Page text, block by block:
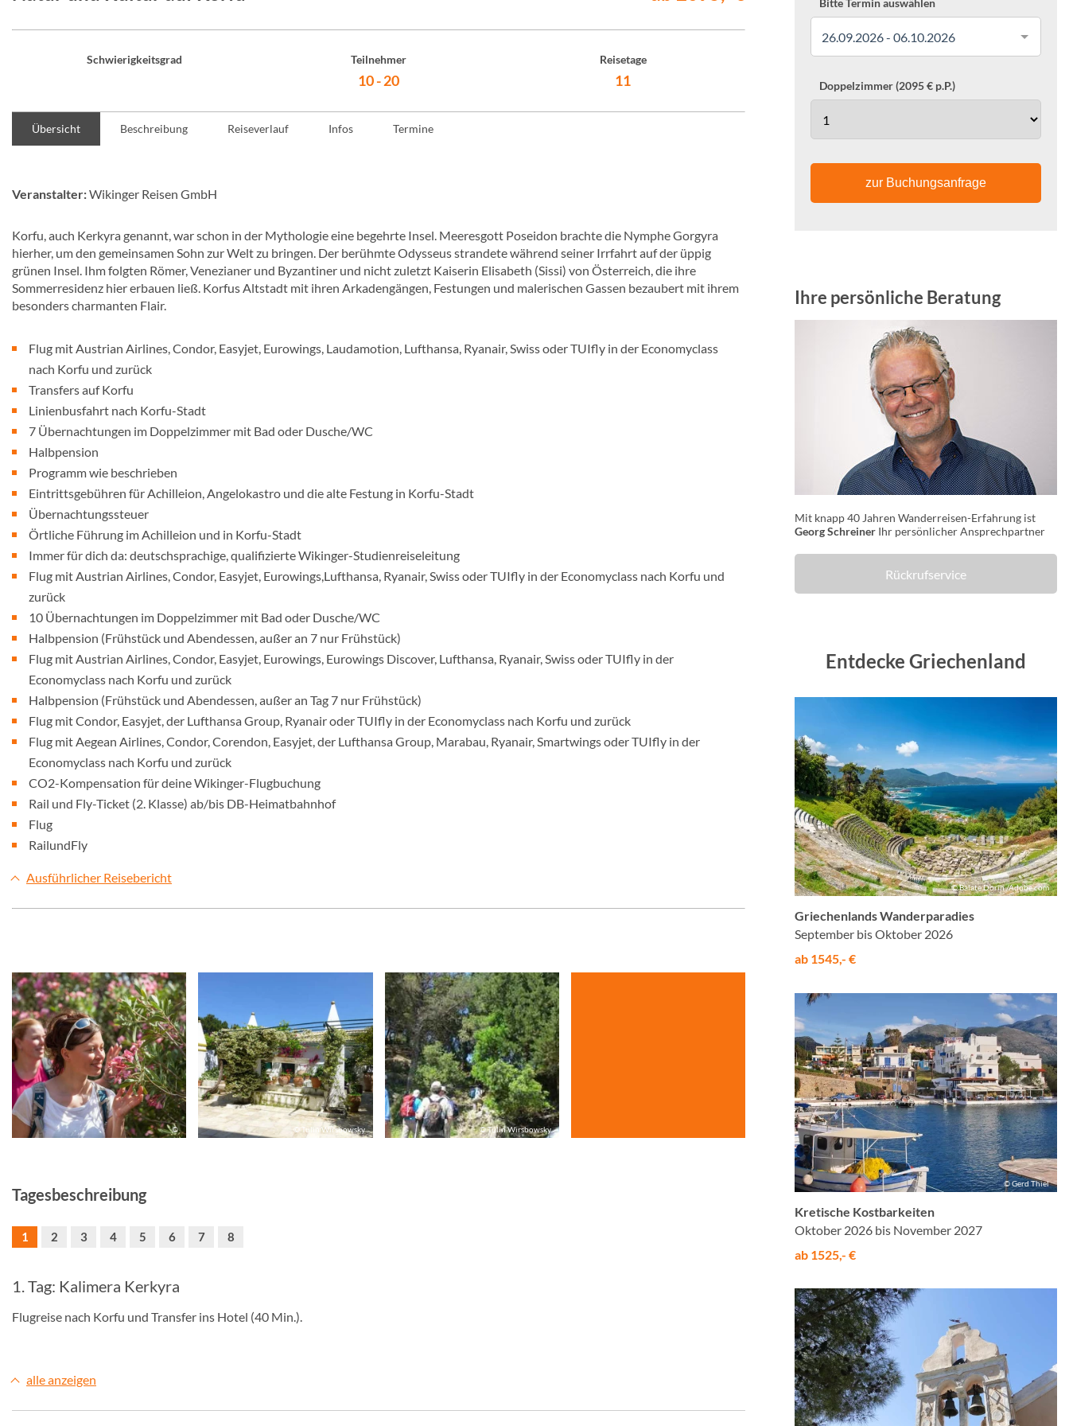
Schwierigkeitsgrad Teilnehmer
10 - 20
Reisetage
11
Übersicht Beschreibung Reiseverlauf Infos Termine
Veranstalter:Wikinger Reisen GmbH
Korfu, auch Kerkyra genannt, war schon in der Mythologie eine begehrte Insel. Meeresgott Poseidon brachte die Nymphe Gorgyra
hierher, um den gemeinsamen Sohn zur Welt zu bringen. Der berühmte Odysseus strandete während seiner Irrfahrt auf der üppig
grünen Insel. Ihm folgten Römer, Venezianer und Byzantiner und nicht zuletzt Kaiserin Elisabeth (Sissi) von Österreich, die ihre
Sommerresidenz hier erbauen ließ. Korfus Altstadt mit ihren Arkadengängen, Festungen und malerischen Gassen bezaubert mit ihrem
besonders charmanten Flair.
Flug mit Austrian Airlines, Condor, Easyjet, Eurowings, Laudamotion, Lufthansa, Ryanair, Swiss oder TUIfly in der Economyclass
nach Korfu und zurück
Transfers auf Korfu
Linienbusfahrt nach Korfu-Stadt
7 Übernachtungen im Doppelzimmer mit Bad oder Dusche/WC
Halbpension
Programm wie beschrieben
Eintrittsgebühren für Achilleion, Angelokastro und die alte Festung in Korfu-Stadt
Übernachtungssteuer
Örtliche Führung im Achilleion und in Korfu-Stadt
Immer für dich da: deutschsprachige, qualifizierte Wikinger-Studienreiseleitung
Flug mit Austrian Airlines, Condor, Easyjet, Eurowings,Lufthansa, Ryanair, Swiss oder TUIfly in der Economyclass nach Korfu und
zurück
10 Übernachtungen im Doppelzimmer mit Bad oder Dusche/WC
Halbpension (Frühstück und Abendessen, außer an 7 nur Frühstück)
Flug mit Austrian Airlines, Condor, Easyjet, Eurowings, Eurowings Discover, Lufthansa, Ryanair, Swiss oder TUIfly in der
Economyclass nach Korfu und zurück
Halbpension (Frühstück und Abendessen, außer an Tag 7 nur Frühstück)
Flug mit Condor, Easyjet, der Lufthansa Group, Ryanair oder TUIfly in der Economyclass nach Korfu und zurück
Flug mit Aegean Airlines, Condor, Corendon, Easyjet, der Lufthansa Group, Marabau, Ryanair, Smartwings oder TUIfly in der
Economyclass nach Korfu und zurück
CO2-Kompensation für deine Wikinger-Flugbuchung
Rail und Fly-Ticket (2. Klasse) ab/bis DB-Heimatbahnhof
Flug
RailundFly
Ausführlicher Reisebericht
© © Tülin Wirsbowsky © Tülin Wirsbowsky
Tagesbeschreibung
1 2 3 4 5 6 7 8
1. Tag: Kalimera Kerkyra
Flugreise nach Korfu und Transfer ins Hotel (40 Min.).
alle anzeigen
Bitte Termin auswählen
26.09.2026 - 06.10.2026
Doppelzimmer (2095 € p.P.)
zur Buchungsanfrage
Ihre persönliche Beratung
Mit knapp 40 Jahren Wanderreisen-Erfahrung ist
Georg Schreiner Ihr persönlicher Ansprechpartner
Rückrufservice
Entdecke Griechenland
© Balate Dorin /Adobe.com
Griechenlands Wanderparadies
September bis Oktober 2026
ab 1545,- €
© Gerd Thiel
Kretische Kostbarkeiten
Oktober 2026 bis November 2027
ab 1525,- €